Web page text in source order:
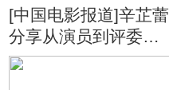
[中国电影报道]辛芷蕾
分享从演员到评委的
视角转变